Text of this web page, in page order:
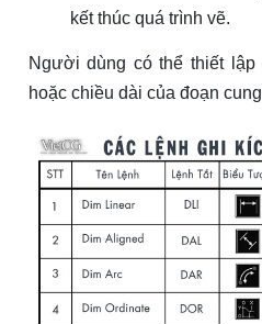
kết thúc quá trình vẽ.
Người dùng có thể thiết lập
hoặc chiều dài của đoạn